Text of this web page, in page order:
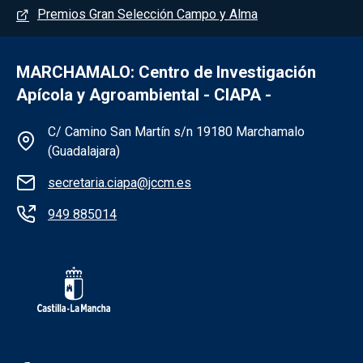
Premios Gran Selección Campo y Alma
MARCHAMALO: Centro de Investigación
Apícola y Agroambiental - CIAPA -
Información de la institución -
C/ Camino San Martín s/n 19180 Marchamalo
(Guadalajara)
secretaria.ciapa@jccm.es
949 885014